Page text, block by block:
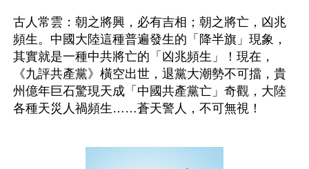
古人常雲：朝之將興，必有吉相；朝之將亡，凶兆
頻生。中國大陸這種普遍發生的「降半旗」現象，
其實就是一種中共將亡的「凶兆頻生」！現在，
《九評共產黨》橫空出世，退黨大潮勢不可擋，貴
州億年巨石驚現天成「中國共產黨亡」奇觀，大陸
各種天災人禍頻生……蒼天警人，不可無視！